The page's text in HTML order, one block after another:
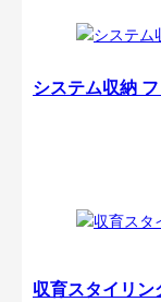
システム収納
収育スタイリン